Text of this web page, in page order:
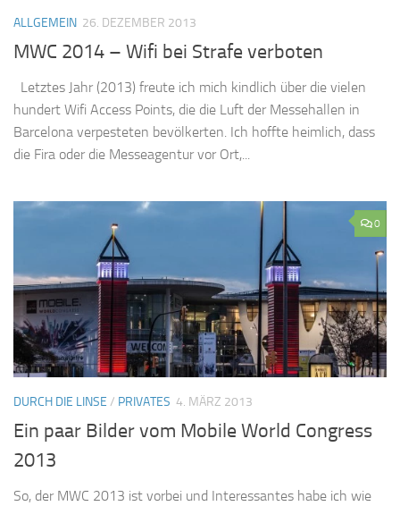
ALLGEMEIN 26. DEZEMBER 2013
MWC 2014 – Wifi bei Strafe verboten
Letztes Jahr (2013) freute ich mich kindlich über die vielen
hundert Wifi Access Points, die die Luft der Messehallen in
Barcelona verpesteten bevölkerten. Ich hoffte heimlich, dass
die Fira oder die Messeagentur vor Ort,...
0
DURCH DIE LINSE / PRIVATES 4. MÄRZ 2013
Ein paar Bilder vom Mobile World Congress
2013
So, der MWC 2013 ist vorbei und Interessantes habe ich wie